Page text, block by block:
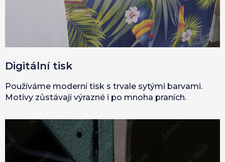
Digitální tisk
Používáme moderní tisk s trvale sytými barvami.
Motivy zůstávají výrazné i po mnoha praních.